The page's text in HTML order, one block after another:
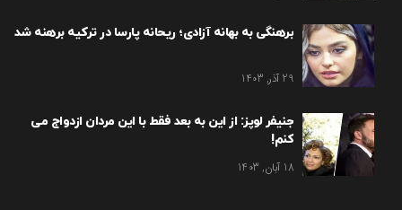
برهنگی به بهانه آزادی؛ ریحانه پارسا در ترکیه برهنه شد
29 آذر, 1403
جنیفر لوپز: از این به بعد فقط با این مردان ازدواج می
کنم!
18 آبان, 1403